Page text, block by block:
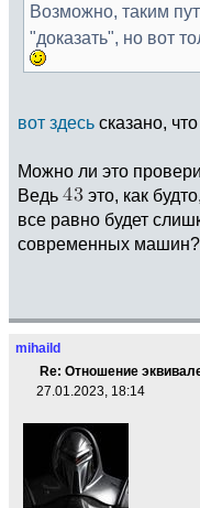
Возможно, таким
"доказать", но вот
вот здесь сказано, что
Можно ли это
Ведь
это, как
все равно будет
современных машин?
mihaild
Re: Отношение
27.01.2023, 18:14